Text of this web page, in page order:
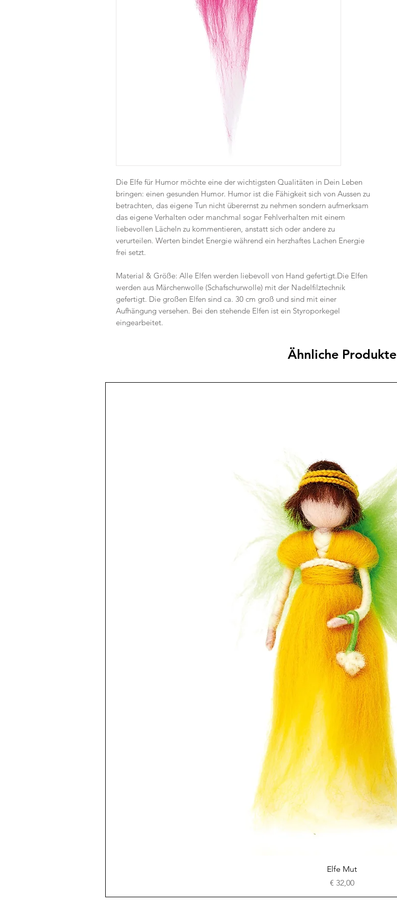
Die Elfe für Humor möchte eine der wichtigsten Qualitäten in Dein Leben
bringen: einen gesunden Humor. Humor ist die Fähigkeit sich von Aussen zu
betrachten, das eigene Tun nicht überernst zu nehmen sondern aufmerksam
das eigene Verhalten oder manchmal sogar Fehlverhalten mit einem
liebevollen Lächeln zu kommentieren, anstatt sich oder andere zu
verurteilen. Werten bindet Energie während ein herzhaftes Lachen Energie
frei setzt.
Material & Größe: Alle Elfen werden liebevoll von Hand gefertigt.Die Elfen
werden aus Märchenwolle (Schafschurwolle) mit der Nadelfilztechnik
gefertigt. Die großen Elfen sind ca. 30 cm groß und sind mit einer
Aufhängung versehen. Bei den stehende Elfen ist ein Styroporkegel
eingearbeitet.
Ähnliche Produkte
Schnellansicht
Elfe Mut
Preis
€ 32,00